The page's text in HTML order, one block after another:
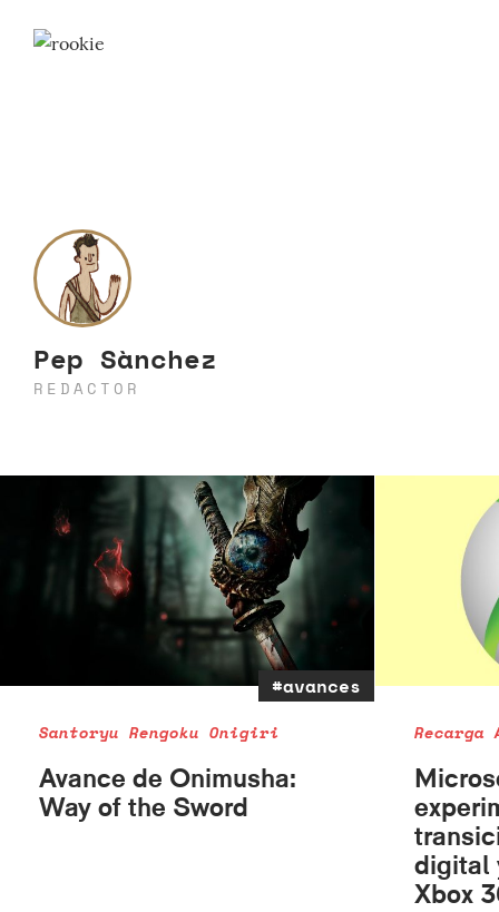
Pep Sànchez
REDACTOR
#avances
Santoryu Rengoku Onigiri
Avance de Onimusha:
Way of the Sword
Recarga
digital
Xbox